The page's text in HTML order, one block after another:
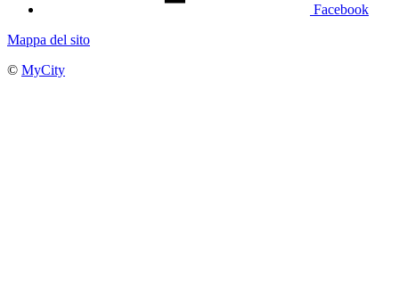
Facebook
Mappa del sito
© MyCity